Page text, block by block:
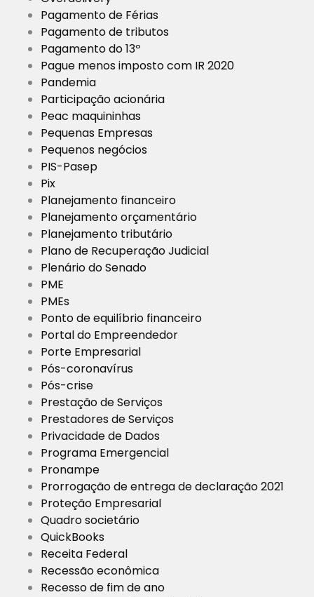
Pagamento de Férias
Pagamento de tributos
Pagamento do 13º
Pague menos imposto com IR 2020
Pandemia
Participação acionária
Peac maquininhas
Pequenas Empresas
Pequenos negócios
PIS-Pasep
Pix
Planejamento financeiro
Planejamento orçamentário
Planejamento tributário
Plano de Recuperação Judicial
Plenário do Senado
PME
PMEs
Ponto de equilíbrio financeiro
Portal do Empreendedor
Porte Empresarial
Pós-coronavírus
Pós-crise
Prestação de Serviços
Prestadores de Serviços
Privacidade de Dados
Programa Emergencial
Pronampe
Prorrogação de entrega de declaração 2021
Proteção Empresarial
Quadro societário
QuickBooks
Receita Federal
Recessão econômica
Recesso de fim de ano